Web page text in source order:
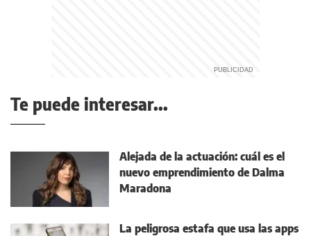
Te puede interesar...
Alejada de la actuación: cuál es el
nuevo emprendimiento de Dalma
Maradona
La peligrosa estafa que usa las apps